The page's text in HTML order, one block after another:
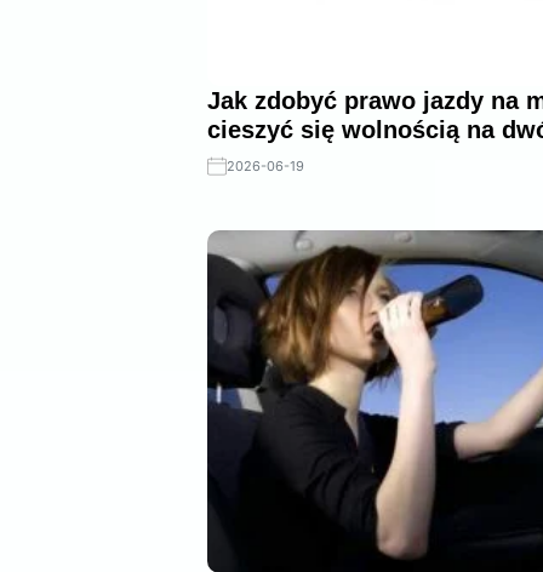
Jak zdobyć prawo jazdy na
cieszyć się wolnością na
2026-06-19